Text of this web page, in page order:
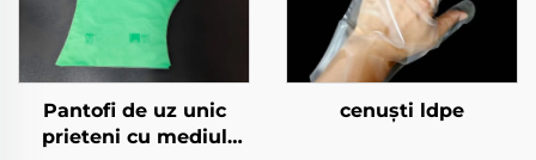
Pantofi de uz unic
prieteni cu mediul
cenuști ldpe